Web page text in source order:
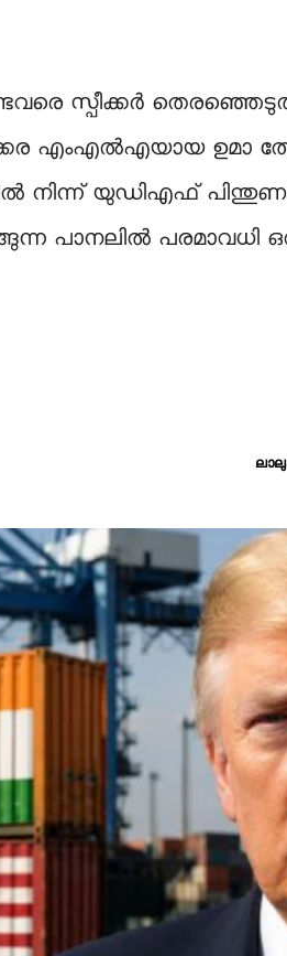
സ്പീക്കര്‍
എംഎല്‍എയായ ഉമാ
നിന്ന് യുഡിഎഫ്
പാനലില്‍ പരമാവധി
ലാലു